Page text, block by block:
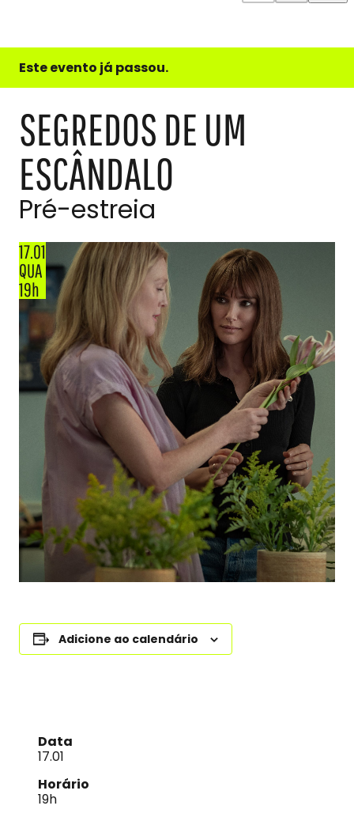
e
do
Este evento já passou.
SEGREDOS DE UM
ESCÂNDALO
Pré-estreia
17.01
QUA
19h
Adicione ao calendário
Data
17.01
Horário
19h